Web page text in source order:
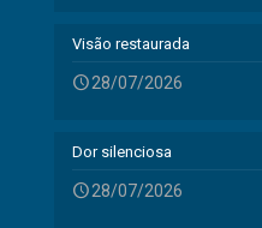
Visão restaurada
28/07/2026
Dor silenciosa
28/07/2026